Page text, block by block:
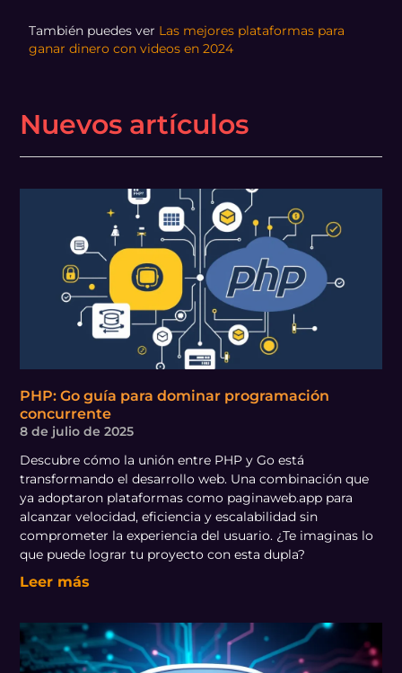
También puedes ver Las mejores plataformas para
ganar dinero con videos en 2024
Nuevos artículos
PHP: Go guía para dominar programación
concurrente
8 de julio de 2025
Descubre cómo la unión entre PHP y Go está
transformando el desarrollo web. Una combinación que
ya adoptaron plataformas como paginaweb.app para
alcanzar velocidad, eficiencia y escalabilidad sin
comprometer la experiencia del usuario. ¿Te imaginas lo
que puede lograr tu proyecto con esta dupla?
Leer más